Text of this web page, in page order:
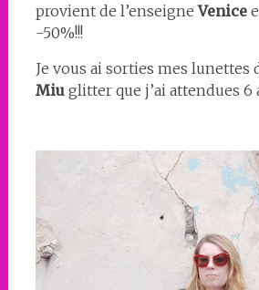
provient de l’enseigneVenice
-50%!!!
Je vous ai sorties mes lunettes
Miuglitter que j’ai attendues 6